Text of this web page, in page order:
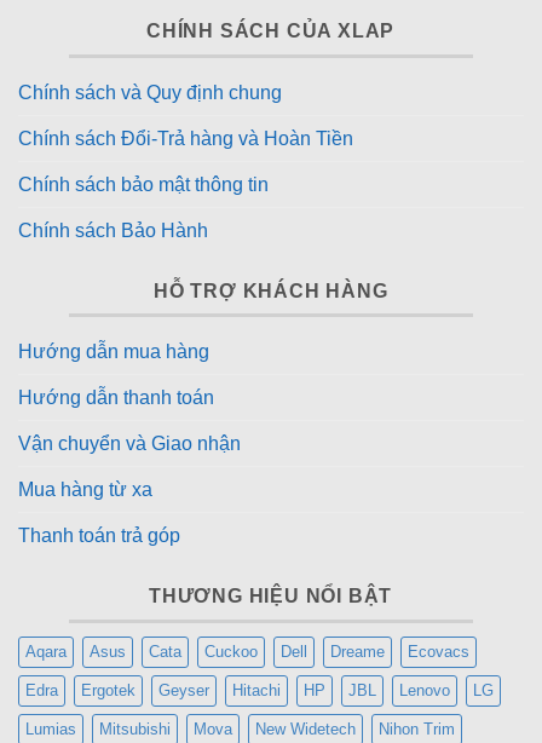
CHÍNH SÁCH CỦA XLAP
Chính sách và Quy định chung
Chính sách Đổi-Trả hàng và Hoàn Tiền
Chính sách bảo mật thông tin
Chính sách Bảo Hành
HỖ TRỢ KHÁCH HÀNG
Hướng dẫn mua hàng
Hướng dẫn thanh toán
Vận chuyển và Giao nhận
Mua hàng từ xa
Thanh toán trả góp
THƯƠNG HIỆU NỔI BẬT
Aqara Asus Cata Cuckoo Dell Dreame Ecovacs
Edra Ergotek Geyser Hitachi HP JBL Lenovo LG
Lumias Mitsubishi Mova New Widetech Nihon Trim